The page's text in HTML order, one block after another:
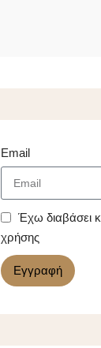
Email
Έχω διαβάσει
χρήσης
Εγγραφή